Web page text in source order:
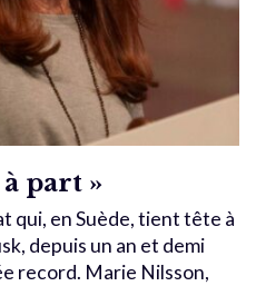
à part »
qui, en Suède, tient tête à
depuis un an et demi
record. Marie Nilsson,